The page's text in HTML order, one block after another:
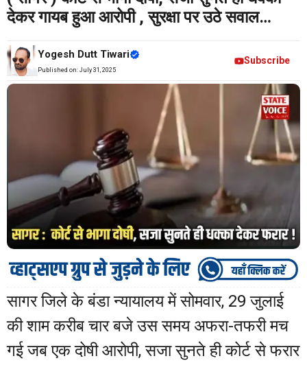
देकर गायब हुआ आरोपी , सुरक्षा पर उठे सवाल…
Yogesh Dutt Tiwari
Published on: July 31, 2025
Subscribe
सागर जिले के बंडा न्यायालय में सोमवार, 29 जुलाई
की शाम करीब चार बजे उस समय अफरा-तफरी मच
गई जब एक दोषी आरोपी, सजा सुनते ही कोर्ट से फरार